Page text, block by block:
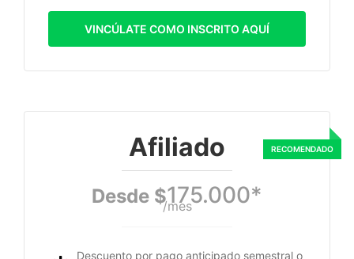
VINCÚLATE COMO INSCRITO AQUÍ
Afiliado
Desde $175.000*
/mes
Descuento por pago anticipado semestral o